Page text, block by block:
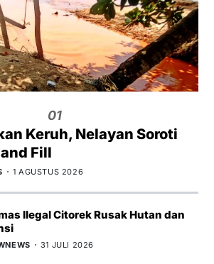
01
Keruh, Nelayan Soroti
Fill
1 AGUSTUS 2026
Ilegal Citorek Rusak Hutan dan
31 JULI 2026